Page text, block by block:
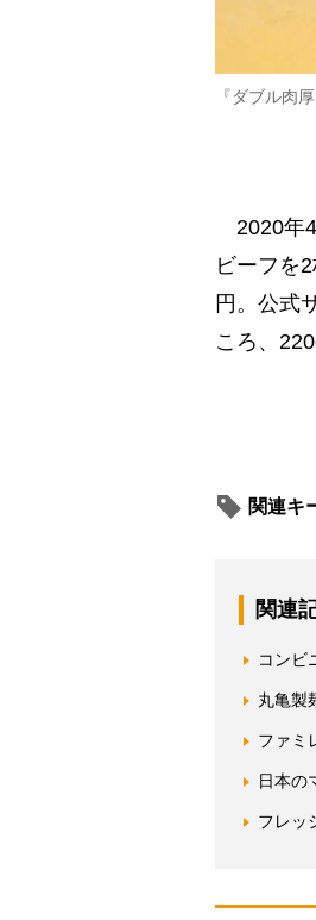
『ダブル肉
2020年4
ビーフを
円。公式
ころ、
関連キ
関連
コンビ
丸亀製
ファミ
日本の
フレッ